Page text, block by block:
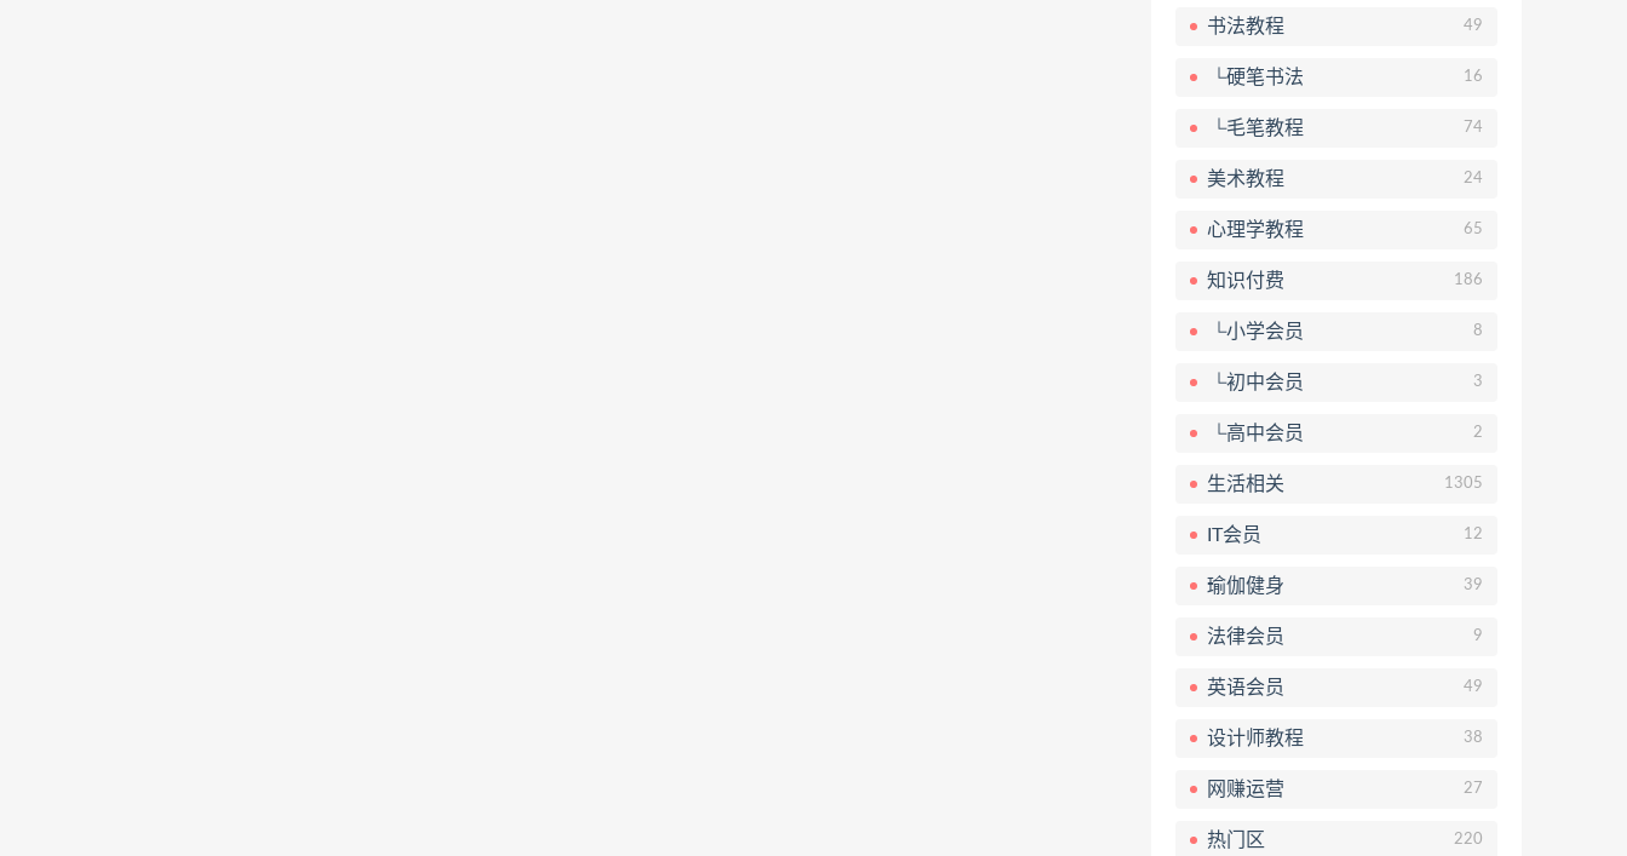
书法教程 49
└硬笔书法 16
└毛笔教程 74
美术教程 24
心理学教程 65
知识付费 186
└小学会员 8
└初中会员 3
└高中会员 2
生活相关 1305
IT会员 12
瑜伽健身 39
法律会员 9
英语会员 49
设计师教程 38
网赚运营 27
热门区 220